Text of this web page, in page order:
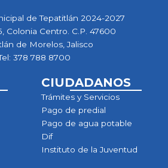
de Tepatitlán 2024-2027
Colonia Centro. C.P. 47600
de Morelos, Jalisco
378 788 8700
CIUDADANOS
Trámites y Servicios
Pago de predial
Pago de agua potable
Dif
Instituto de la Juventud